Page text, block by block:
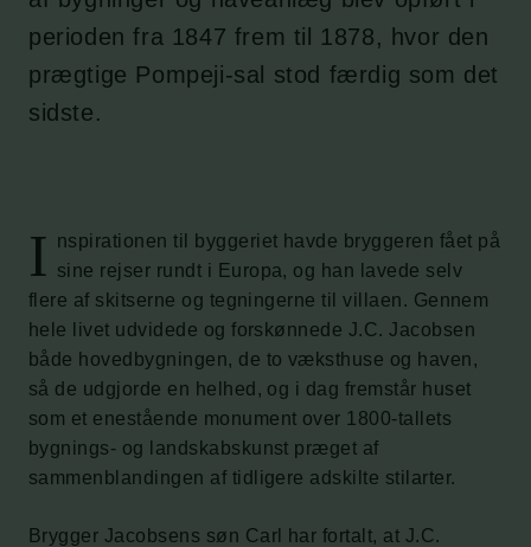
perioden fra 1847 frem til 1878, hvor den
prægtige Pompeji-sal stod færdig som det
sidste.
I
nspirationen til byggeriet havde bryggeren fået på
sine rejser rundt i Europa, og han lavede selv
flere af skitserne og tegningerne til villaen. Gennem
hele livet udvidede og forskønnede J.C. Jacobsen
både hovedbygningen, de to væksthuse og haven,
så de udgjorde en helhed, og i dag fremstår huset
som et enestående monument over 1800-tallets
bygnings- og landskabskunst præget af
sammenblandingen af tidligere adskilte stilarter.
Brygger Jacobsens søn Carl har fortalt, at J.C.